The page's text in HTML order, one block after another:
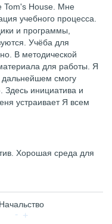
Tom's House. Мне
учебного процесса.
и программы,
Учёба для
В методической
для работы. Я
смогу
Здесь инициатива и
устраивает Я всем
Хорошая среда для
Начальство